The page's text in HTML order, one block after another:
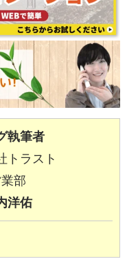
執筆者
トラスト
部
洋佑